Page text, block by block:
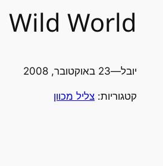
Wild World
יובל—23 באוקטובר, 2008
קטגוריות: צליל מכוון